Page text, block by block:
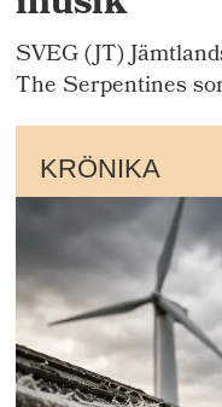
SVEG (JT)
The Serpentines
KRÖNIKA